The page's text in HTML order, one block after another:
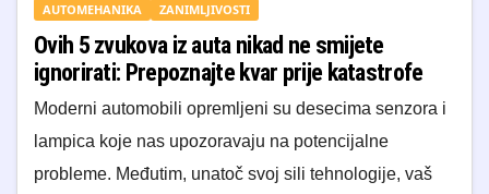
AUTOMEHANIKA ZANIMLJIVOSTI
Ovih 5 zvukova iz auta nikad ne smijete
ignorirati: Prepoznajte kvar prije katastrofe
Moderni automobili opremljeni su desecima senzora i
lampica koje nas upozoravaju na potencijalne
probleme. Međutim, unatoč svoj sili tehnologije, vaš